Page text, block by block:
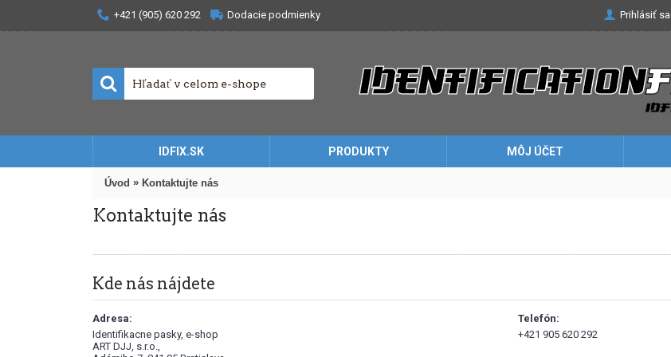
+421 (905) 620 292 Dodacie podmienky Prihlásiť sa
IDFIX.SK PRODUKTY MÔJ ÚČET
Úvod » Kontaktujte nás
Kontaktujte nás
Kde nás nájdete
Adresa:
Identifikacne pasky, e-shop
ART DJJ, s.r.o.,
Telefón:
+421 905 620 292